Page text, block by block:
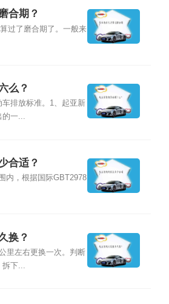
合期？
过了磨合期了。一般来
么？
排放标准。1、起亚新
的一...
合适？
内，根据国际GBT2978
换？
里左右更换一次。判断
拆下...